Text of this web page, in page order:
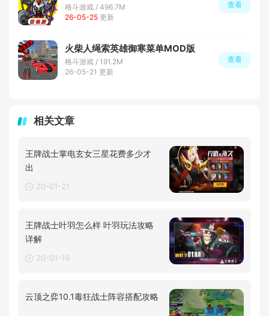
格斗游戏 / 496.7M
26-05-25 更新
查看
火柴人绳索英雄御寒菜单MOD版
格斗游戏 / 191.2M
26-05-21 更新
查看
相关文章
王牌战士掌电玄女三星花费多少才
出
20-01-21
王牌战士叶羽怎么样 叶羽玩法攻略
详解
20-01-19
云顶之弈10.1毒狂战士阵容搭配攻略